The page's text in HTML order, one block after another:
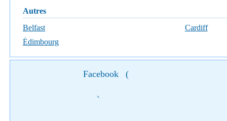
Autres
Belfast
Cardiff
Édimbourg
Facebook (
)